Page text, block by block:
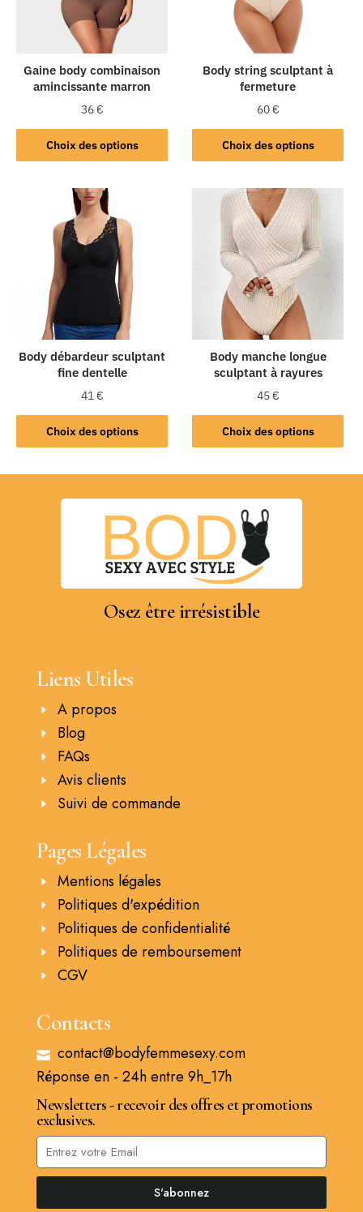
Gaine body combinaison
amincissante marron
36€
Choix des options
Body string sculptant à
fermeture
60€
Choix des options
Body débardeur sculptant
fine dentelle
41€
Choix des options
Body manche longue
sculptant à rayures
45€
Choix des options
Osez être irrésistible
Liens Utiles
A propos
Blog
FAQs
Avis clients
Suivi de commande
Pages Légales
Mentions légales
Politiques d'expédition
Politiques de confidentialité
Politiques de remboursement
CGV
Contacts
contact@bodyfemmesexy.com
Réponse en - 24h entre 9h_17h
Newsletters - recevoir des offres et promotions
exclusives.
S'abonnez